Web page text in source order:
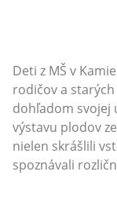
Deti z MŠ v
rodičov a
dohľadom svojej
výstavu plodov
nielen skrášlili
spoznávali